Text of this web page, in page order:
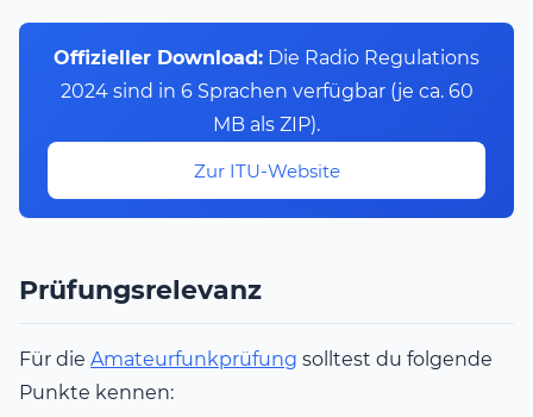
Offizieller Download: Die Radio Regulations
2024 sind in 6 Sprachen verfügbar (je ca. 60
MB als ZIP).
Zur ITU-Website
Prüfungsrelevanz
Für die Amateurfunkprüfung solltest du folgende
Punkte kennen: